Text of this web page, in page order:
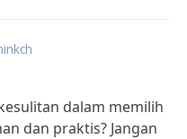
dalam memilih
dan praktis? Jangan